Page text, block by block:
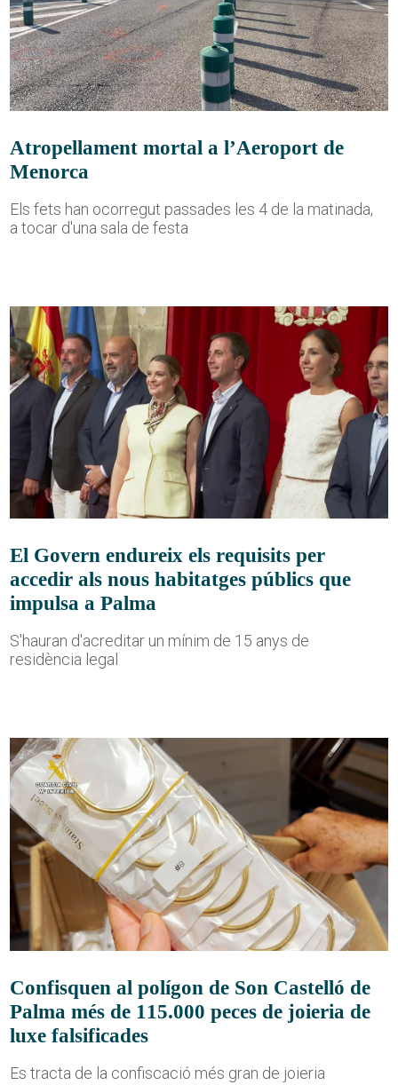
Atropellament mortal a l’Aeroport de
Menorca
Els fets han ocorregut passades les 4 de la matinada,
a tocar d'una sala de festa
El Govern endureix els requisits per
accedir als nous habitatges públics que
impulsa a Palma
S'hauran d'acreditar un mínim de 15 anys de
residència legal
Confisquen al polígon de Son Castelló de
Palma més de 115.000 peces de joieria de
luxe falsificades
Es tracta de la confiscació més gran de joieria